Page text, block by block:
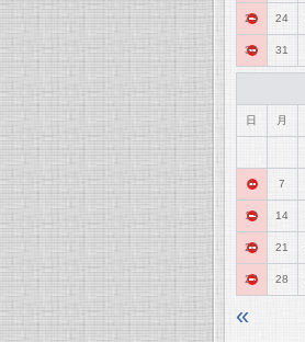
23 24
30 31
日 月
6 7
13 14
20 21
27 28
«